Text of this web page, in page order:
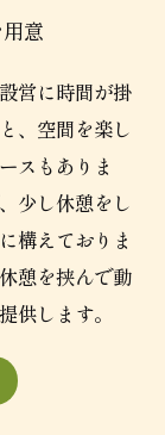
意
営に時間が掛
、空間を楽し
スもありま
少し休憩をし
構えておりま
憩を挟んで動
供します。